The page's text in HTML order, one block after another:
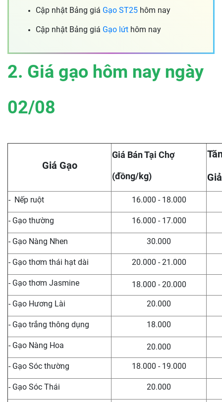
Cập nhật Bảng giá Gạo ST25 hôm nay
Cập nhật Bảng giá Gạo lứt hôm nay
2. Giá gạo hôm nay ngày
02/08
Giá Gạo
Giá Bán Tại Chợ
(đồng/kg)
- Nếp ruột 16.000 - 18.000
- Gạo thường 16.000 - 17.000
- Gạo Nàng Nhen 30.000
- Gạo thơm thái hạt dài 20.000 - 21.000
- Gạo thơm Jasmine 18.000 - 20.000
- Gạo Hương Lài 20.000
- Gạo trắng thông dụng 18.000
- Gạo Nàng Hoa 20.000
- Gạo Sóc thường 18.000 - 19.000
- Gạo Sóc Thái 20.000